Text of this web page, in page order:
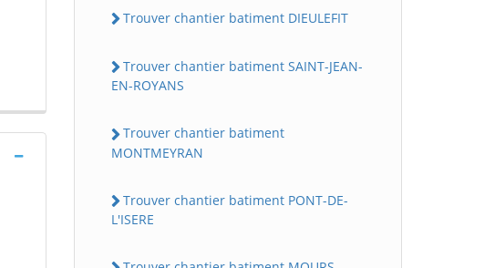
Trouver chantier batiment DIEULEFIT
Trouver chantier batiment SAINT-JEAN-
EN-ROYANS
Trouver chantier batiment
MONTMEYRAN
Trouver chantier batiment PONT-DE-
L'ISERE